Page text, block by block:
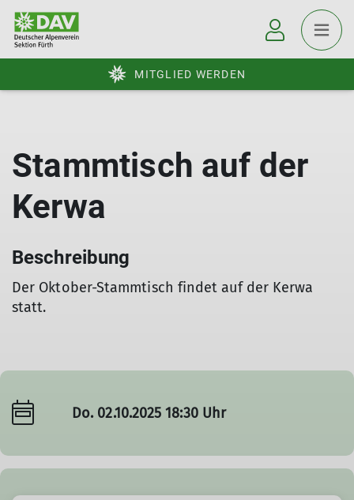
MITGLIED WERDEN
Stammtisch auf der
Kerwa
Beschreibung
Der Oktober-Stammtisch findet auf der Kerwa
statt.
Do. 02.10.2025 18:30 Uhr